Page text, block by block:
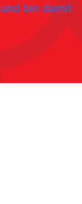
bin damit